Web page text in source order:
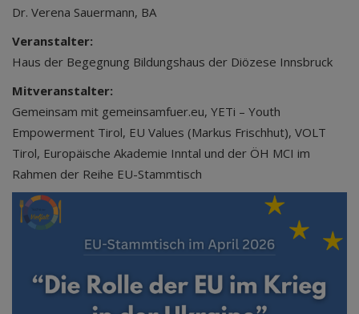
Dr. Verena Sauermann, BA
Veranstalter:
Haus der Begegnung Bildungshaus der Diözese Innsbruck
Mitveranstalter:
Gemeinsam mit gemeinsamfuer.eu, YETi – Youth
Empowerment Tirol, EU Values (Markus Frischhut), VOLT
Tirol, Europäische Akademie Inntal und der ÖH MCI im
Rahmen der Reihe EU-Stammtisch